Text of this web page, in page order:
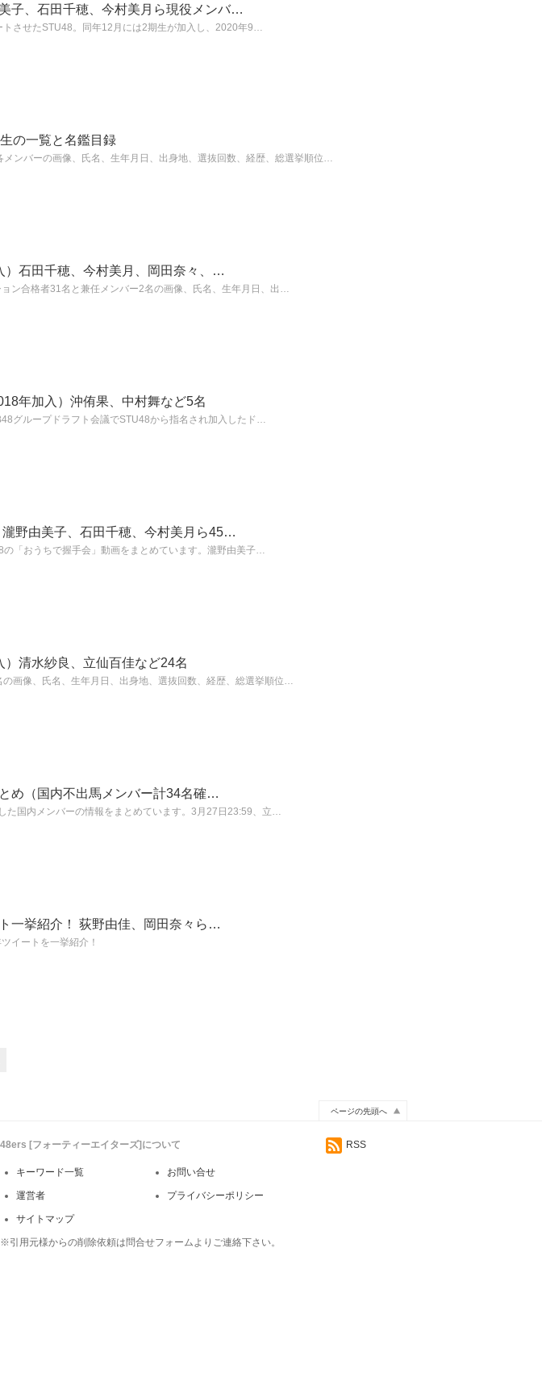
子、石田千穂、今村美月ら現役メンバ…
させたSTU48。同年12月には2期生が加入し、2020年9…
の一覧と名鑑目録
ンバーの画像、氏名、生年月日、出身地、選抜回数、経歴、総選挙順位…
）石田千穂、今村美月、岡田奈々、…
ン合格者31名と兼任メンバー2名の画像、氏名、生年月日、出…
年加入）沖侑果、中村舞など5名
グループドラフト会議でSTU48から指名され加入したド…
野由美子、石田千穂、今村美月ら45…
「おうちで握手会」動画をまとめています。瀧野由美子…
）清水紗良、立仙百佳など24名
画像、氏名、生年月日、出身地、選抜回数、経歴、総選挙順位…
め（国内不出馬メンバー計34名確…
た国内メンバーの情報をまとめています。3月27日23:59、立…
一挙紹介！ 荻野由佳、岡田奈々ら…
イートを一挙紹介！
ページの先頭へ
48ers [フォーティーエイターズ]について
キーワード一覧 お問い合せ
運営者 プライバシーポリシー
サイトマップ
※引用元様からの削除依頼は問合せフォームよりご連絡下さい。
RSS